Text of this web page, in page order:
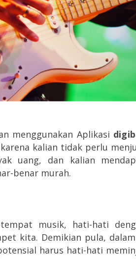
menggunakan Aplikasi
kalian tidak perlu
uang, dan kalian
benar murah.
musik, hati-hati
kita. Demikian pula,
harus hati-hati